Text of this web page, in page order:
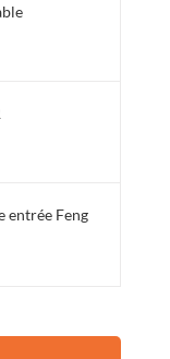
entrée Feng